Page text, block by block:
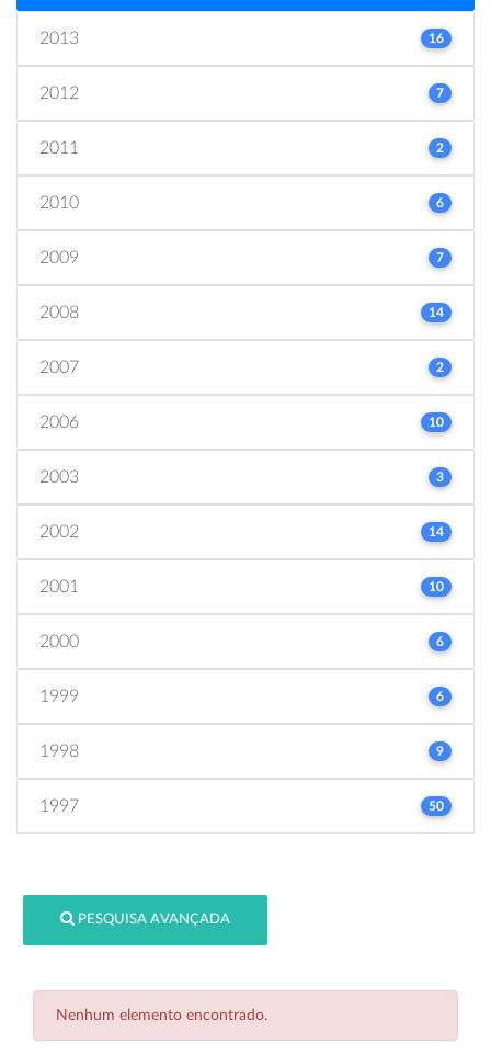
2013 16
2012 7
2011 2
2010 6
2009 7
2008 14
2007 2
2006 10
2003 3
2002 14
2001 10
2000 6
1999 6
1998 9
1997 50
PESQUISA AVANÇADA
Nenhum elemento encontrado.